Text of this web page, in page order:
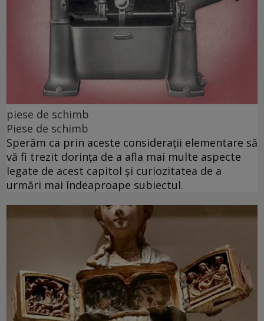
piese de schimb
Piese de schimb
Sperăm ca prin aceste considerații elementare să
vă fi trezit dorința de a afla mai multe aspecte
legate de acest capitol și curiozitatea de a
urmări mai îndeaproape subiectul.